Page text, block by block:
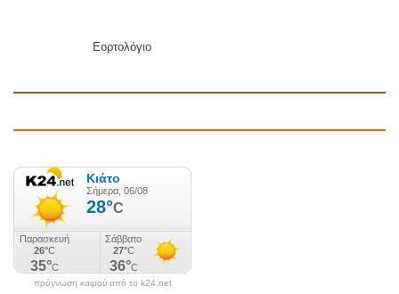
Εορτολόγιο
πρόγνωση καιρού από το k24.net